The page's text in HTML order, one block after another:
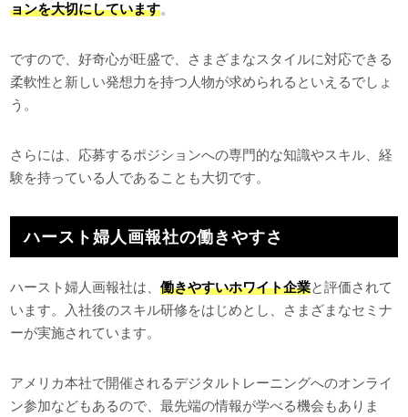
ョンを大切にしています。
ですので、好奇心が旺盛で、さまざまなスタイルに対応できる
柔軟性と新しい発想力を持つ人物が求められるといえるでしょ
う。
さらには、応募するポジションへの専門的な知識やスキル、経
験を持っている人であることも大切です。
ハースト婦人画報社の働きやすさ
ハースト婦人画報社は、働きやすいホワイト企業と評価されて
います。入社後のスキル研修をはじめとし、さまざまなセミナ
ーが実施されています。
アメリカ本社で開催されるデジタルトレーニングへのオンライ
ン参加などもあるので、最先端の情報が学べる機会もありま